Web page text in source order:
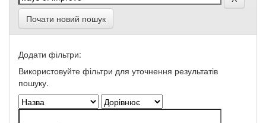
Почати новий пошук
Додати фільтри:
Використовуйте фільтри для уточнення результатів
пошуку.